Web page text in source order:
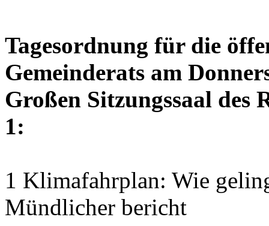
Tagesordnung für die
Gemeinderats am
Großen Sitzungssaal des
1:
1 Klimafahrplan: Wie
Mündlicher bericht